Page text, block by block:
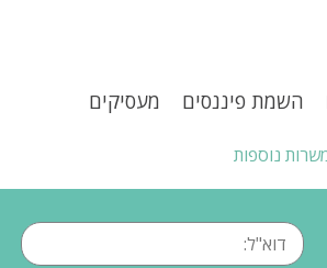
השמת פיננסים
מעסיקים
נוספות